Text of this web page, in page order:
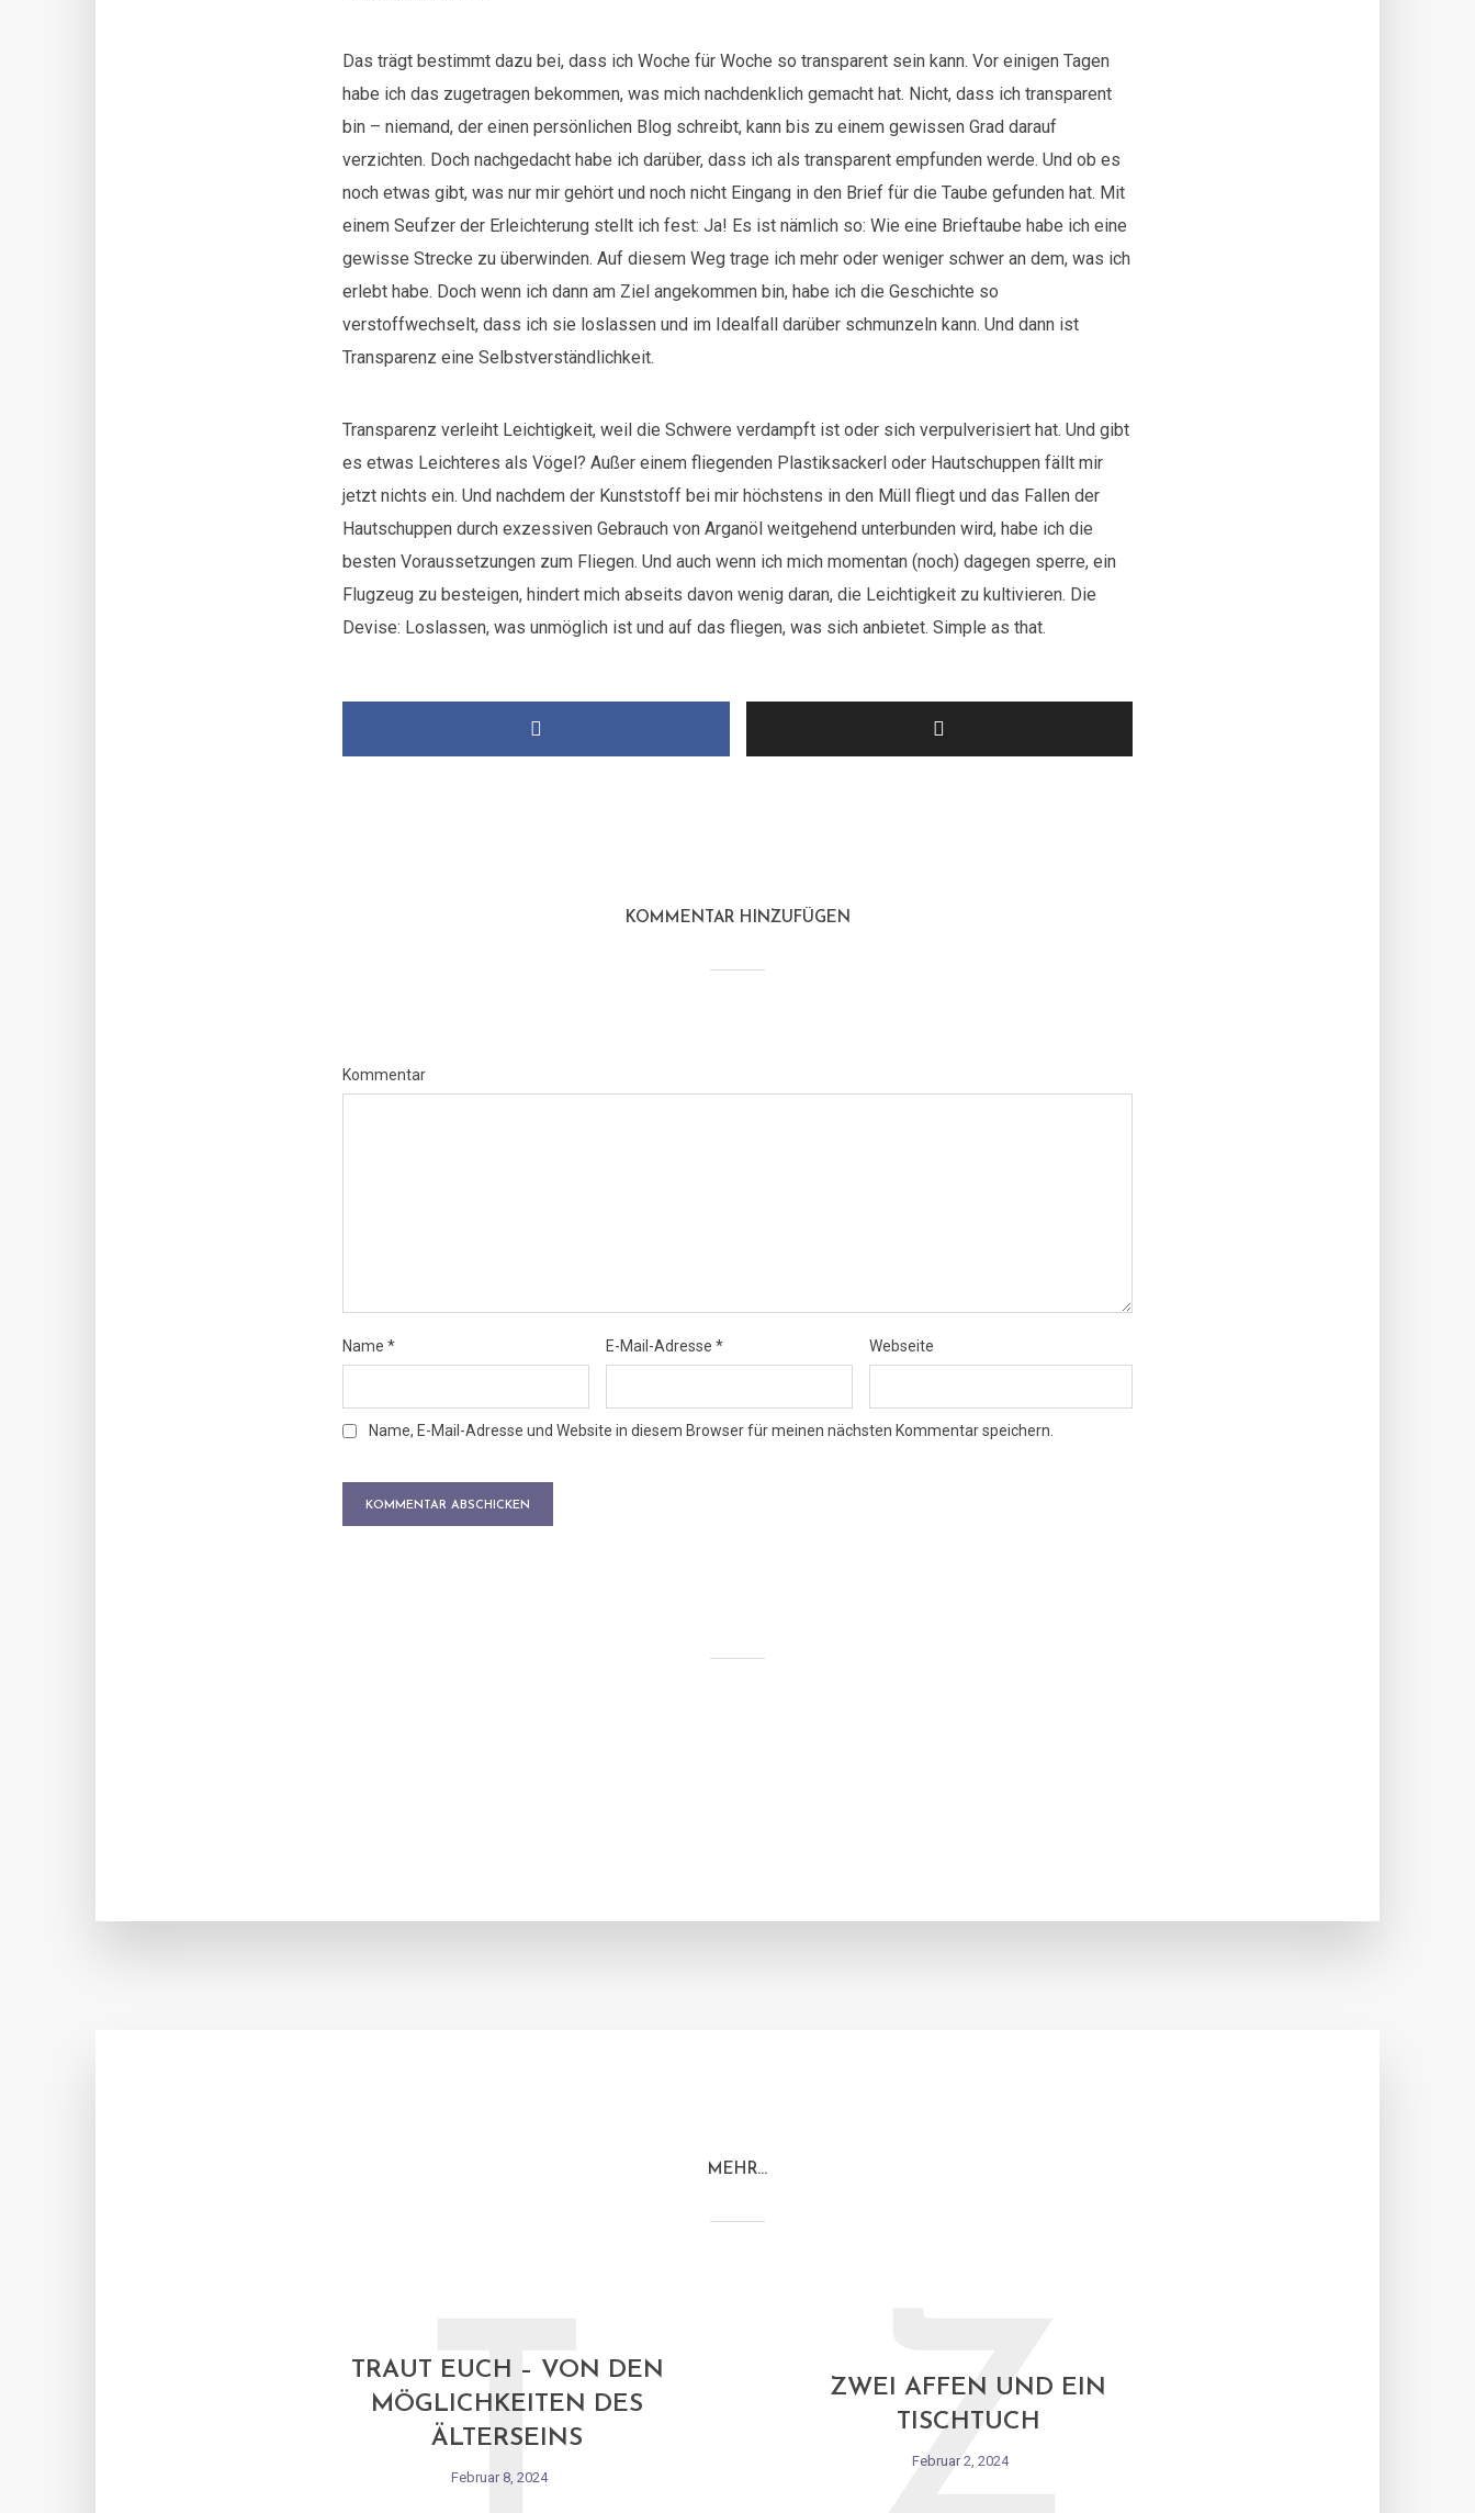
Das trägt bestimmt dazu bei, dass ich Woche für Woche so transparent sein kann. Vor einigen Tagen
habe ich das zugetragen bekommen, was mich nachdenklich gemacht hat. Nicht, dass ich transparent
bin – niemand, der einen persönlichen Blog schreibt, kann bis zu einem gewissen Grad darauf
verzichten. Doch nachgedacht habe ich darüber, dass ich als transparent empfunden werde. Und ob es
noch etwas gibt, was nur mir gehört und noch nicht Eingang in den Brief für die Taube gefunden hat. Mit
einem Seufzer der Erleichterung stellt ich fest: Ja! Es ist nämlich so: Wie eine Brieftaube habe ich eine
gewisse Strecke zu überwinden. Auf diesem Weg trage ich mehr oder weniger schwer an dem, was ich
erlebt habe. Doch wenn ich dann am Ziel angekommen bin, habe ich die Geschichte so
verstoffwechselt, dass ich sie loslassen und im Idealfall darüber schmunzeln kann. Und dann ist
Transparenz eine Selbstverständlichkeit.
Transparenz verleiht Leichtigkeit, weil die Schwere verdampft ist oder sich verpulverisiert hat. Und gibt
es etwas Leichteres als Vögel? Außer einem fliegenden Plastiksackerl oder Hautschuppen fällt mir
jetzt nichts ein. Und nachdem der Kunststoff bei mir höchstens in den Müll fliegt und das Fallen der
Hautschuppen durch exzessiven Gebrauch von Arganöl weitgehend unterbunden wird, habe ich die
besten Voraussetzungen zum Fliegen. Und auch wenn ich mich momentan (noch) dagegen sperre, ein
Flugzeug zu besteigen, hindert mich abseits davon wenig daran, die Leichtigkeit zu kultivieren. Die
Devise: Loslassen, was unmöglich ist und auf das fliegen, was sich anbietet. Simple as that.
KOMMENTAR HINZUFÜGEN
Kommentar
Name * E-Mail-Adresse * Webseite
Name, E-Mail-Adresse und Website in diesem Browser für meinen nächsten Kommentar speichern.
MEHR…
TRAUT EUCH – VON DEN
MÖGLICHKEITEN DES
ÄLTERSEINS
Februar 8, 2024
T
ZWEI AFFEN UND EIN
TISCHTUCH
Februar 2, 2024
Z